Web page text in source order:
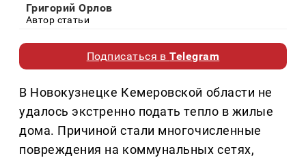
Григорий Орлов
Автор статьи
Подписаться вTelegram
В Новокузнецке Кемеровской области не
удалось экстренно подать тепло в жилые
дома. Причиной стали многочисленные
повреждения на коммунальных сетях,